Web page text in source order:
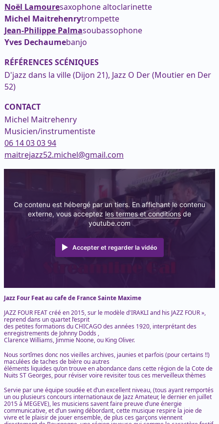
Noël Lamouresaxophone altoclarinette
Michel Maitrehenrytrompette
Jean-Philippe Palmasoubassophone
Yves Dechaumebanjo
RÉFÉRENCES SCÉNIQUES
D'jazz dans la ville (Dijon 21), Jazz O Der (Moutier en Der
52)
CONTACT
Michel Maitrehenry
Musicien/instrumentiste
06 14 03 03 94
maitrejazz52.michel@gmail.com
Ce contenu est hébergé par un tiers. En affichant le contenu
externe, vous acceptez les termes et conditionsde
youtube.com
Accepter et regarder la vidéo
Jazz Four Feat au cafe de France Sainte Maxime
JAZZ FOUR FEAT créé en 2015, sur le modèle d'IRAKLI and his JAZZ FOUR »,
reprend dans un quartet l’esprit
des petites formations du CHICAGO des années 1920, interprétant des
enregistrements de Johnny Dodds ,
Clarence Williams, Jimmie Noone, ou King Oliver.
Nous sortîmes donc nos vieilles archives, jaunies et parfois (pour certains !!)
maculées de taches de bière ou autres
éléments liquides qu’on trouve en abondance dans cette région de la Cote de
Nuits ST Georges, pour réviser voire revisiter tous ces merveilleux thèmes
Servie par une équipe soudée et d’un excellent niveau, (tous ayant remportés
un ou plusieurs concours internationaux de Jazz Amateur, le dernier en juillet
2015 à MEGEVE), les musiciens savent faire preuve d’une énergie
communicative, et d’un swing débordant, cette musique respire la joie de
vivre et le plaisir de jouer ensemble, de plus ces garçons viennent